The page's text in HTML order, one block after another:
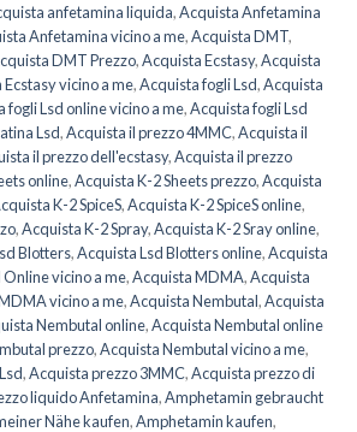
anfetamina liquida,Acquista Anfetamina
Anfetamina vicino a me,Acquista DMT,
DMT Prezzo,Acquista Ecstasy,Acquista
vicino a me,Acquista fogli Lsd,Acquista
fogli Lsd online vicino a me,Acquista fogli Lsd
Lsd,Acquista il prezzo 4MMC,Acquista il
il prezzo dell'ecstasy,Acquista il prezzo
online,Acquista K-2 Sheets prezzo,Acquista
K-2 SpiceS,Acquista K-2 SpiceS online,
,Acquista K-2 Spray,Acquista K-2 Sray online,
Blotters,Acquista Lsd Blotters online,Acquista
vicino a me,Acquista MDMA,Acquista
vicino a me,Acquista Nembutal,Acquista
Nembutal online,Acquista Nembutal online
prezzo,Acquista Nembutal vicino a me,
,Acquista prezzo 3MMC,Acquista prezzo di
liquido Anfetamina,Amphetamin gebraucht
Nähe kaufen,Amphetamin kaufen,